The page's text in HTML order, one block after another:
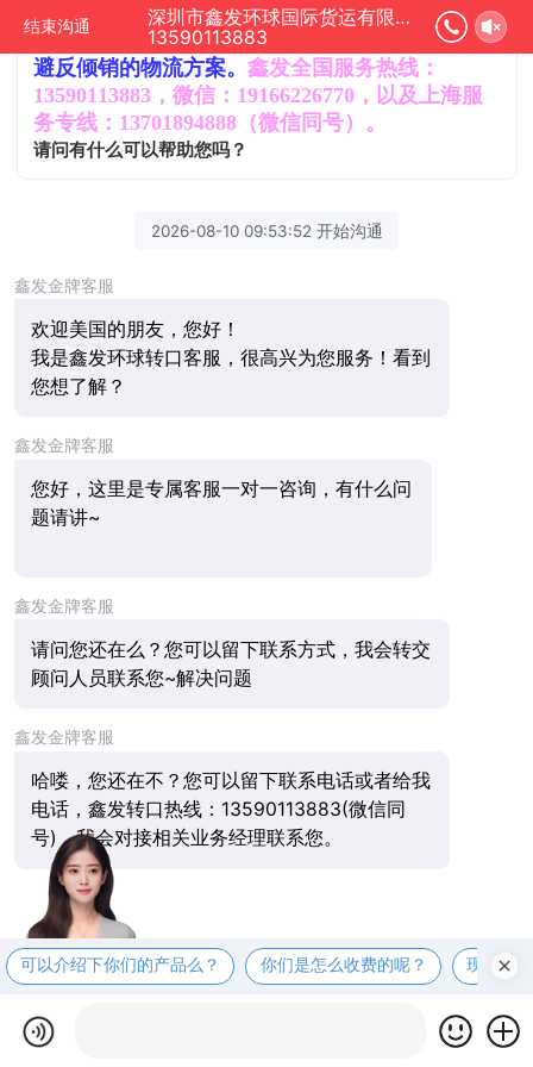
结束沟通
深圳市鑫发环球国际货运有限公司正在为您服务
13590113883
第三国转口二十年，安全规避反倾销税/反补贴税
以及其它出口受限。已为数千家企业提供成功规
避反倾销的物流方案。鑫发全国服务热线：
13590113883，微信：19166226770，以及上海服
务专线：13701894888 （微信同号）。
请问有什么可以帮助您吗？
2026-08-10 09:53:52 开始沟通
鑫发金牌客服
欢迎美国的朋友， 您好！
我是鑫发环球转口客服，很高兴为您服务！看到
您想了解？
鑫发金牌客服
您好，这里是专属客服一对一咨询，有什么问
题请讲~
鑫发金牌客服
请问您还在么？您可以留下联系方式，我会转交
顾问人员联系您~解决问题
鑫发金牌客服
哈喽，您还在不？您可以留下联系电话或者给我
电话，鑫发转口热线：13590113883(微信同
号)，我会对接相关业务经理联系您。
可以介绍下你们的产品么？ 你们是怎么收费的呢？ 现在有